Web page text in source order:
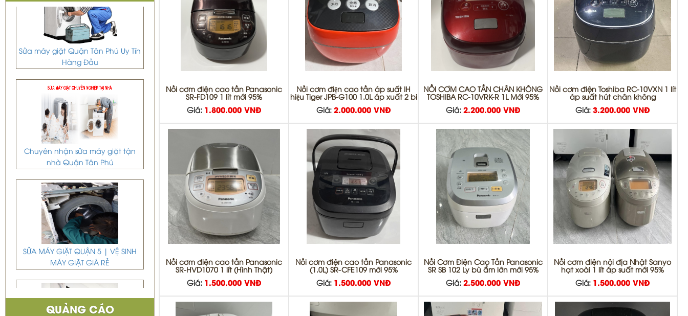
Sửa máy giặt Quận Tân Phú Uy Tín
Hàng Đầu
Chuyên nhận sửa máy giặt tận
nhà Quận Tân Phú
SỬA MÁY GIẶT QUẬN 5 | VỆ SINH
MÁY GIẶT GIÁ RẺ
QUẢNG CÁO
Nồi cơm điện cao tần Panasonic
SR-FD109 1 lít mới 95%
Giá: 1.800.000 VNĐ
Nồi cơm điện cao tần áp suất IH
hiệu Tiger JPB-G100 1.0L áp xuất 2 bi
Giá: 2.000.000 VNĐ
NỒI CƠM CAO TẦN CHÂN KHÔNG
TOSHIBA RC-10VRK-R 1L Mới 95%
Giá: 2.200.000 VNĐ
Nồi cơm điện Toshiba RC-10VXN 1 lít
áp suất hút chân không
Giá: 3.200.000 VNĐ
Nồi cơm điện cao tần Panasonic
SR-HVD1070 1 lít (Hình Thật)
Giá: 1.500.000 VNĐ
Nồi cơm điện cao tần Panasonic
(1.0L) SR-CFE109 mới 95%
Giá: 1.500.000 VNĐ
Nồi Cơm Điện Cao Tần Panasonic
SR SB 102 Ly bù ẩm lớn mới 95%
Giá: 2.500.000 VNĐ
Nồi cơm điện nội địa Nhật Sanyo
hạt xoài 1 lít áp suất mới 95%
Giá: 1.500.000 VNĐ